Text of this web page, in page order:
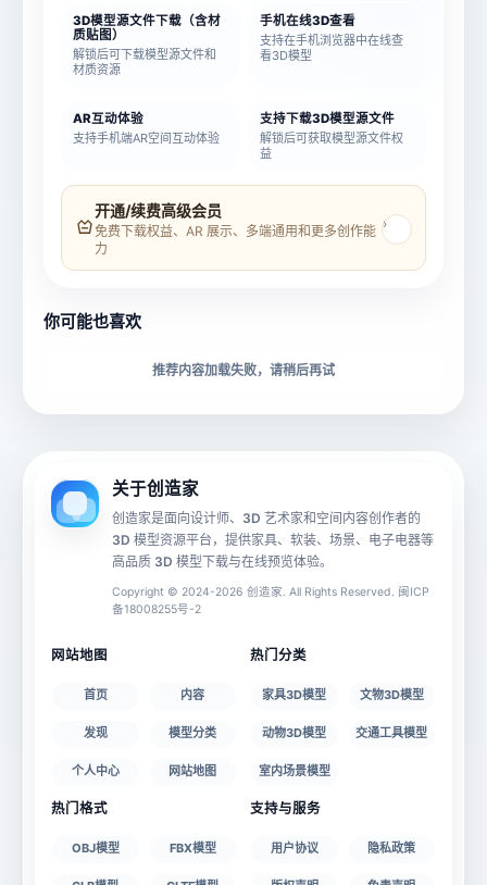
模型名称
材质贴图
文件大小
3D模型源文件下载（含材
质贴图）
解锁后可下载模型源文件和
材质资源
手机在线3D查看
支持在手机浏览器中在线查
看3D模型
AR互动体验
支持手机端AR空间互动体验
支持下载3D模型源文件
解锁后可获取模型源文件权
益
开通/续费高级会员
免费下载权益、AR 展示、多端通用和更多创作能
力
›
你可能也喜欢
推荐内容加载失败，请稍后再试
关于创造家
创造家是面向设计师、3D 艺术家和空间内容创作者的
3D 模型资源平台，提供家具、软装、场景、电子电器等
高品质 3D 模型下载与在线预览体验。
Copyright © 2024-2026 创造家. All Rights Reserved. 闽ICP
备18008255号-2
网站地图
首页 内容
发现 模型分类
个人中心 网站地图
热门分类
家具3D模型 文物3D模型
动物3D模型 交通工具模型
室内场景模型
热门格式
OBJ模型 FBX模型
支持与服务
用户协议 隐私政策